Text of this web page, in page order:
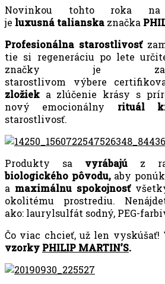
Novinkou tohto roka na
je luxusná talianska značka
Profesionálna starostlivosť
tie si regeneráciu po lete
značky je
starostlivom výbere
zložiek a zlúčenie krásy s
nový emocionálny rituál
starostlivosť.
Produkty sa vyrábajú z
biologického pôvodu,aby
a maximálnu spokojnosť
okolitému prostrediu.
ako: laurylsulfát sodný, PEG-
Čo viac chcieť, už len vyskúšať!
vzorky PHILIP MARTIN’S.